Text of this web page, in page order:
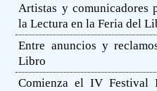
Artistas y comunicadores
la Lectura en la Feria del
Entre anuncios y
Libro
Comienza el IV Festival